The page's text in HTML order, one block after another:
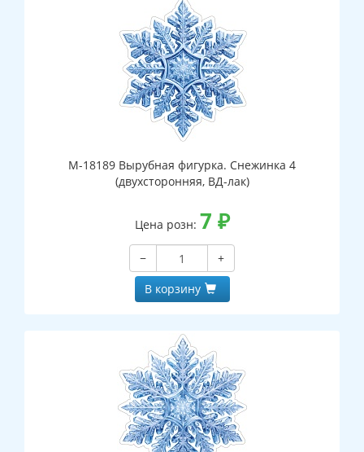
М-18189 Вырубная фигурка. Снежинка 4
(двухсторонняя, ВД-лак)
Цена розн: 7 ₽
−
+
В корзину